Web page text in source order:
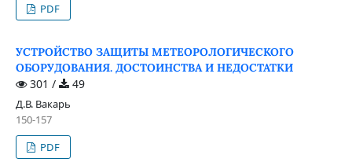
PDF
УСТРОЙСТВО ЗАЩИТЫ МЕТЕОРОЛОГИЧЕСКОГО
ОБОРУДОВАНИЯ. ДОСТОИНСТВА И НЕДОСТАТКИ
301 / 49
Д.В. Вакарь
150-157
PDF